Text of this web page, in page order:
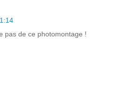
pas de ce photomontage !